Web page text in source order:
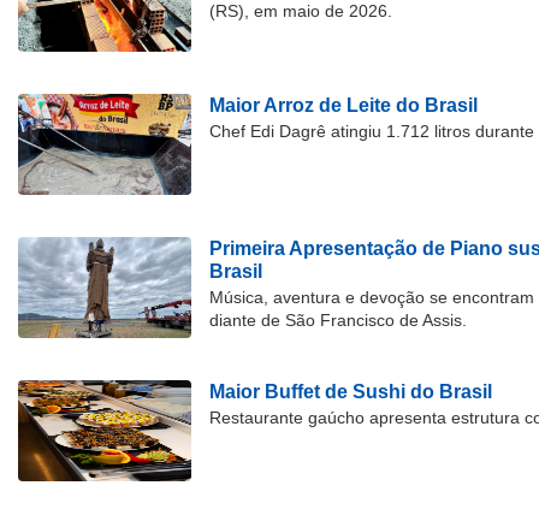
(RS), em maio de 2026.
Maior Arroz de Leite do Brasil
Chef Edi Dagrê atingiu 1.712 litros
Primeira Apresentação de Piano
Brasil
Música, aventura e devoção se
diante de São Francisco de Assis.
Maior Buffet de Sushi do Brasil
Restaurante gaúcho apresenta estrutura